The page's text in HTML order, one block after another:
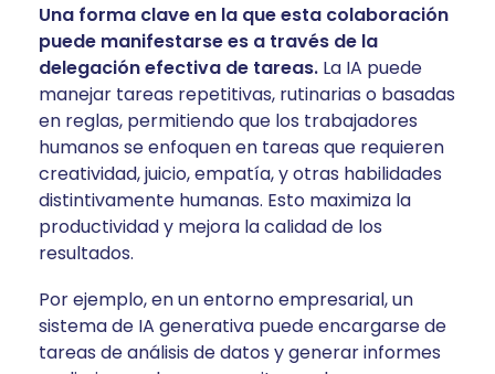
Una forma clave en la que esta colaboración
puede manifestarse es a través de la
delegación efectiva de tareas. La IA puede
manejar tareas repetitivas, rutinarias o basadas
en reglas, permitiendo que los trabajadores
humanos se enfoquen en tareas que requieren
creatividad, juicio, empatía, y otras habilidades
distintivamente humanas. Esto maximiza la
productividad y mejora la calidad de los
resultados.
Por ejemplo, en un entorno empresarial, un
sistema de IA generativa puede encargarse de
tareas de análisis de datos y generar informes